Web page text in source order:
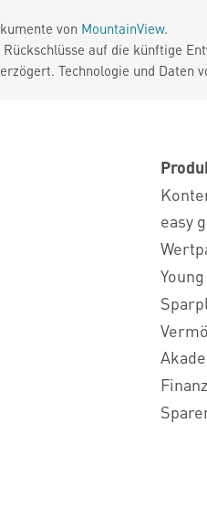
von MountainView.
auf die künftige
Technologie und Daten
easy